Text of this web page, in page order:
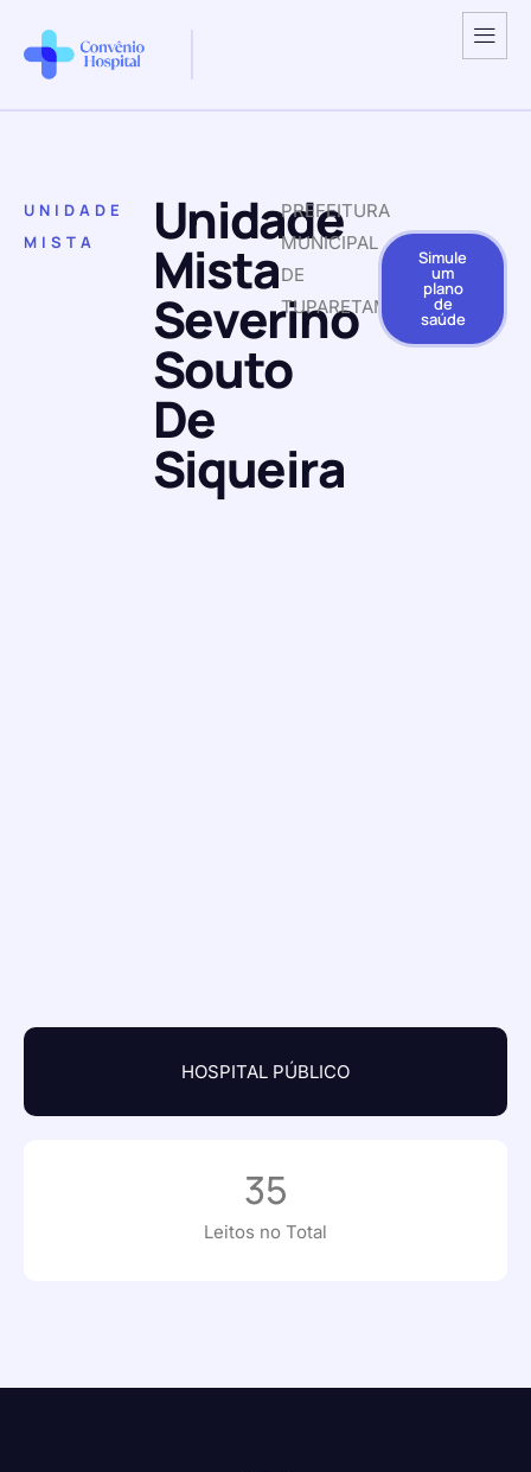
UNIDADE
MISTA
Unidade
Mista
Severino
Souto
De
Siqueira
PREFEITURA
MUNICIPAL
DE
TUPARETAMA
Simule
um
plano
de
saúde
HOSPITAL PÚBLICO
Leitos no Total
35